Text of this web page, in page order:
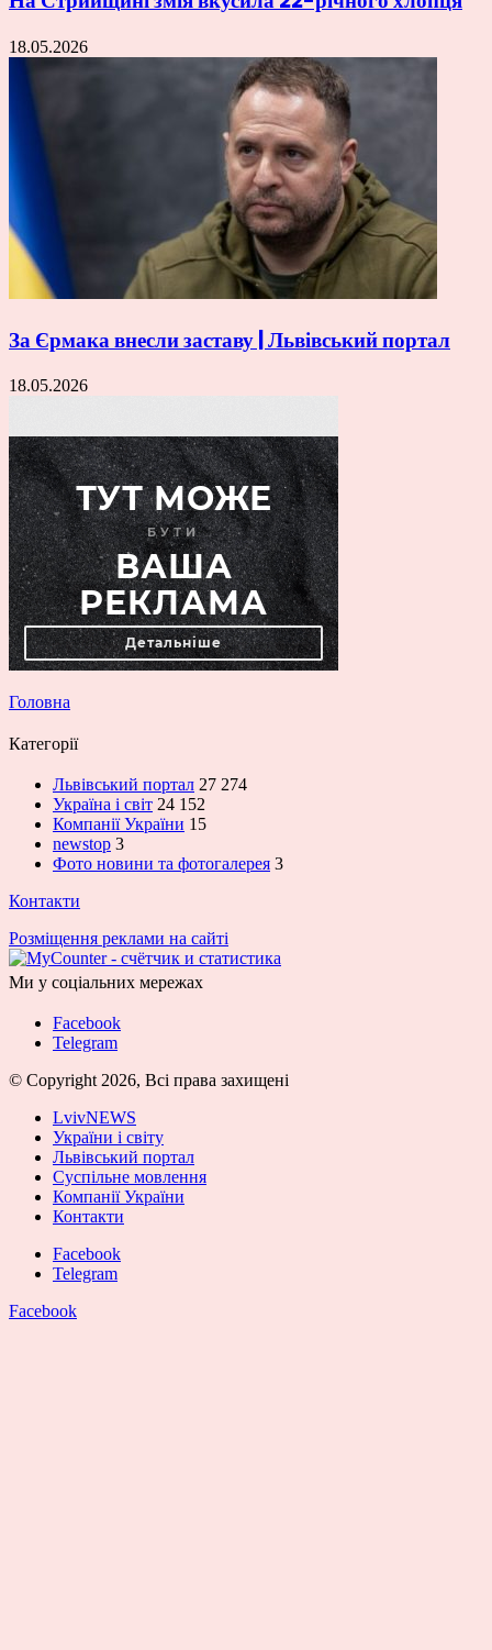
18.05.2026
За Єрмака внесли заставу | Львівський портал
18.05.2026
Головна
Категорії
Львівський портал 27 274
Україна і світ 24 152
Компанії України 15
newstop 3
Фото новини та фотогалерея 3
Контакти
Розміщення реклами на сайті
Ми у соціальних мережах
Facebook
Telegram
© Copyright 2026, Всі права захищені
LvivNEWS
України і світу
Львівський портал
Суспільне мовлення
Компанії України
Контакти
Facebook
Telegram
Facebook